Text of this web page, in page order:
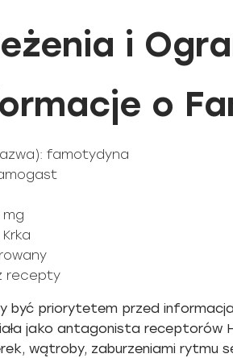
i
o
famotydyna
mg
recepty
być priorytetem przed
jako antagonista receptorów
wątroby, zaburzeniami